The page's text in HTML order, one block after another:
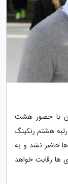
با حضور هشت
رتبه هشتم رنکینگ
ها حاضر نشد و به
در این بازی ها رقابت خواهد